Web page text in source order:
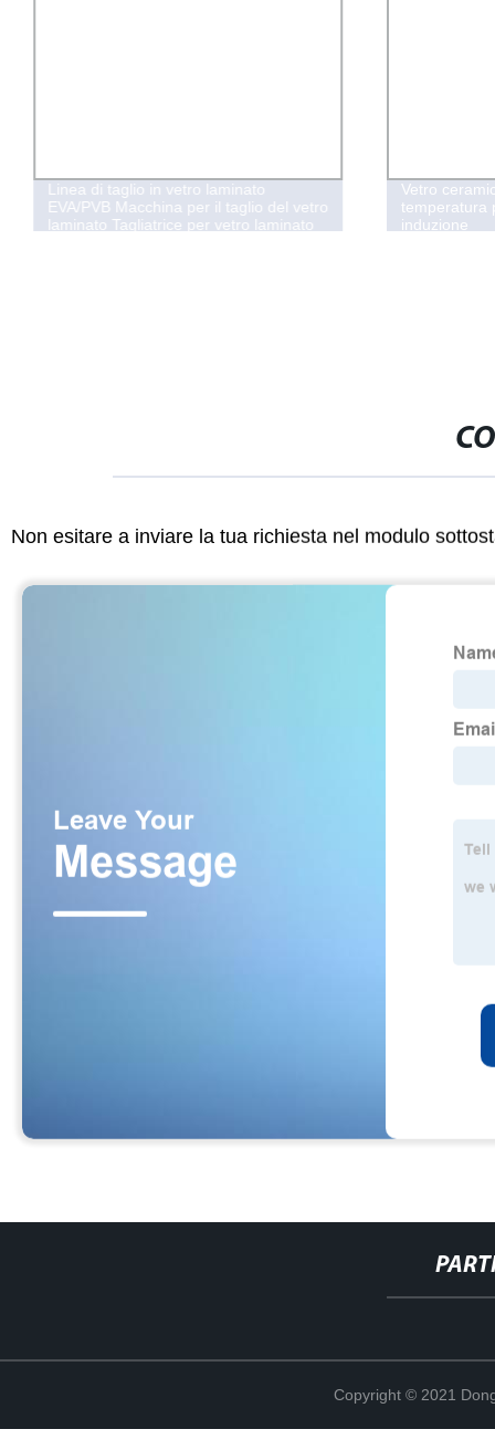
Linea di taglio in vetro laminato
EVA/PVB Macchina per il taglio del vetro
laminato Tagliatrice per vetro laminato
Vetro
temperatura
induzione
Non esitare a inviare la tua richiesta nel modulo
Copyright © 2021